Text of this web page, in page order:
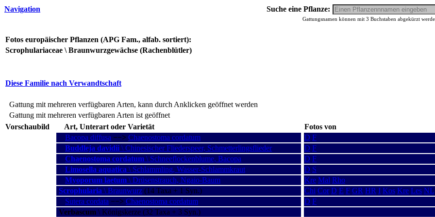
Navigation Suche eine Pflanze:
Gattungsnamen können mit 3 Buchstaben abgekürzt
Fotos europäischer Pflanzen (APG Fam., alfab. sortiert):
Scrophulariaceae \ Braunwurzgewächse (Rachenblütler)
Diese Familie nach Verwandtschaft
Gattung mit mehreren verfügbaren Arten, kann durch Anklicken geöffnet werden
Gattung mit mehreren verfügbaren Arten ist geöffnet
Vorschaubild
Art, Unterart oder Varietät
Fotos von
Bacopa diffusa −−> Chaenostoma cordatum D F
Buddleja davidii \ Chinesischer Fliederspeer, Schmetterlingsflieder D F
Chaenostoma cordatum \ Schneeflockenblume, Bacopa D F
Limosella aquatica \ Schlammling, Wasser-Schlammkraut D S
Myoporum laetum \ Drüsenstrauch, Ngaio-Baum Kre Mal Rho
Scrophularia \ Braunwurz (14 Taxa + 1 Syn.) Chi Cor D E F GR HR I Kos Kre Les NL
Sutera cordata −−> Chaenostoma cordatum D F
Verbascum \ Königskerze (32 Taxa + 3 Syn.)